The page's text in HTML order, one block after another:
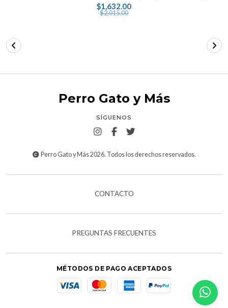
$1,632.00
$2,015.00
Perro Gato y Más
SÍGUENOS
Perro Gato y Más 2026. Todos los derechos reservados.
CONTACTO
PREGUNTAS FRECUENTES
MÉTODOS DE PAGO ACEPTADOS